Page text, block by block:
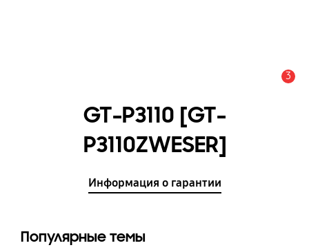
3
GT-P3110 [GT-
P3110ZWESER]
Информация о гарантии
Популярные темы